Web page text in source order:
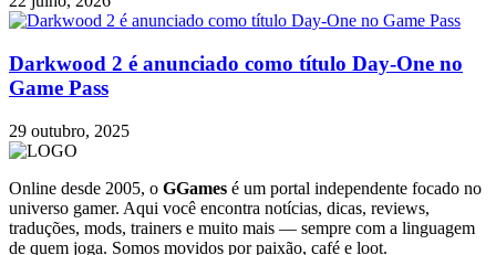
Darkwood 2 é anunciado como título Day-One no
Game Pass
29 outubro, 2025
Online desde 2005, o GGames é um portal independente focado no
universo gamer. Aqui você encontra notícias, dicas, reviews,
traduções, mods, trainers e muito mais — sempre com a linguagem
de quem joga. Somos movidos por paixão, café e loot.